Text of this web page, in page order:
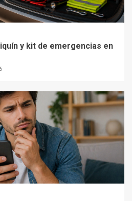
y kit de emergencias en